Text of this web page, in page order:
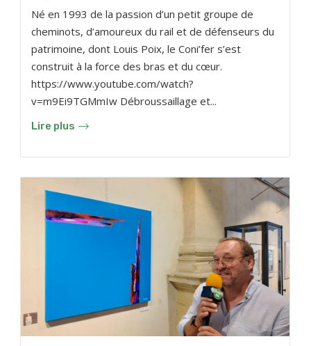
Né en 1993 de la passion d’un petit groupe de
cheminots, d’amoureux du rail et de défenseurs du
patrimoine, dont Louis Poix, le Coni’fer s’est
construit à la force des bras et du cœur.
https://www.youtube.com/watch?
v=m9Ei9TGMmIw Débroussaillage et...
Lire plus